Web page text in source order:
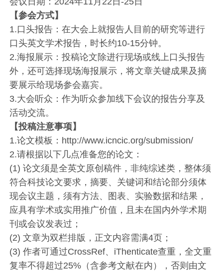
【参会方式】
1.口头报告：在大会上就报告人目前的研究等进行
口头英文学术报告，时长约10-15分钟。
2.海报展示：投稿论文除进行现场或线上口头报告
外，还可选择现场海报展示，将文章关键成果及摘
要展示给现场参会嘉宾。
3.大会听众：作为听众参加线下会议的报告分享及
活动交流。
【投稿注意事项】
1.论文模板：http://www.icncic.org/submission/
2.请根据以下几点准备您的论文：
(1) 论文须是全英文原创稿件，非纯综述类，整体须
符合科技论文要求，摘要、关键词和结论部分须体
现会议主题，须有方法、图表、实验数据和结果，
应具有学术或实用推广价值，且未在国内外学术期
刊或会议发表过；
(2) 文章为双栏排版，正文内容需满4页；
(3) 作者可通过CrossRef、iThenticate查重，全文重
复率不得超过25%（含参考文献在内），否则由文